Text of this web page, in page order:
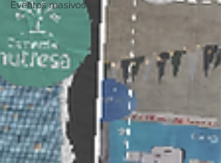
Eventos masivos